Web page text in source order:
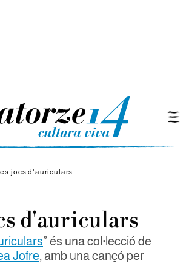
jocs d'auriculars
d'auriculars
” és una col·lecció de
Jofre, amb una cançó per